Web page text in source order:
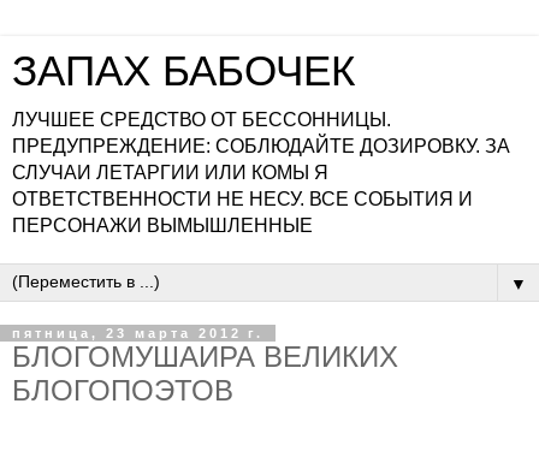
ЗАПАХ БАБОЧЕК
ЛУЧШЕЕ СРЕДСТВО ОТ БЕССОННИЦЫ.
ПРЕДУПРЕЖДЕНИЕ: СОБЛЮДАЙТЕ ДОЗИРОВКУ. ЗА
СЛУЧАИ ЛЕТАРГИИ ИЛИ КОМЫ Я
ОТВЕТСТВЕННОСТИ НЕ НЕСУ. ВСЕ СОБЫТИЯ И
ПЕРСОНАЖИ ВЫМЫШЛЕННЫЕ
▼
пятница, 23 марта 2012 г.
БЛОГОМУШАИРА ВЕЛИКИХ
БЛОГОПОЭТОВ